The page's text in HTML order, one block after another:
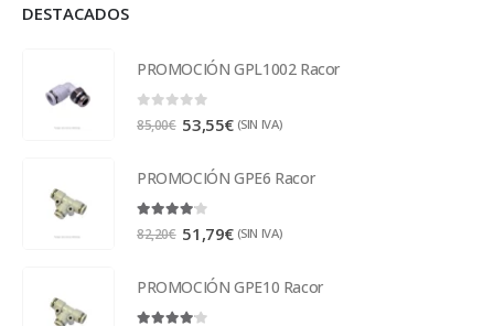
DESTACADOS
PROMOCIÓN GPL1002 Racor
0 out of 5
85,00€ 53,55€ (SIN IVA)
PROMOCIÓN GPE6 Racor
82,20€ 51,79€ (SIN IVA)
PROMOCIÓN GPE10 Racor